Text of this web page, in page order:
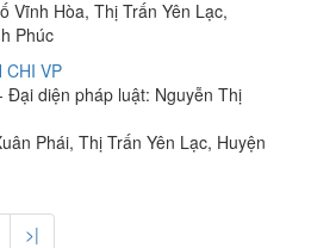
Vĩnh Hòa, Thị Trấn Yên Lạc,
Phúc
CHI VP
Đại diện pháp luật: Nguyễn Thị
Phái, Thị Trấn Yên Lạc, Huyện
>|